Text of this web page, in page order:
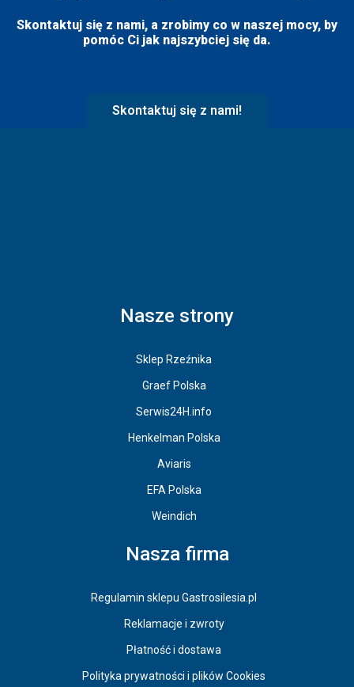
Skontaktuj się z nami, a zrobimy co w naszej mocy, by
pomóc Ci jak najszybciej się da.
Skontaktuj się z nami!
Nasze strony
Sklep Rzeźnika
Graef Polska
Serwis24H.info
Henkelman Polska
Aviaris
EFA Polska
Weindich
Nasza firma
Regulamin sklepu Gastrosilesia.pl
Reklamacje i zwroty
Płatność i dostawa
Polityka prywatności i plików Cookies